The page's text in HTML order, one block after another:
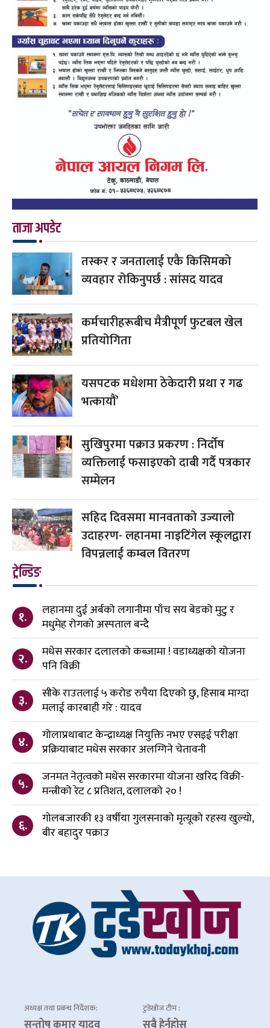
ताजा अपडेट
तस्कर र जनतालाई एकै किसिमको
व्यवहार रोकिनुपर्छ : सांसद यादव
कर्मचारीहरूबीच मैत्रीपूर्ण फुटबल खेल
प्रतियोगिता
यसपटक मधेशमा ठेकेदारी प्रथा र गढ
भत्कायौं’
सुखिपुरमा पक्राउ प्रकरण : निर्दोष
व्यक्तिलाई फसाइएको दाबी गर्दै पत्रकार
सम्मेलन
सहिद दिवसमा मानवताको उज्यालो
उदाहरण- लहानमा नाइटिंगेल स्कूलद्वारा
विपन्नलाई कम्बल वितरण
ट्रेन्डिङ
१.
लहानमा दुई अर्बको लगानीमा पाँच सय बेडको मुटु र
मधुमेह रोगको अस्पताल बन्दै
२.
मधेस सरकार दलालको कब्जामा ! वडाध्यक्षको योजना
पनि विक्री
३.
सीके राउतलाई ५ करोड रुपैया दिएको छु, हिसाब माग्दा
मलाई कारबाही गरे : यादव
४.
गोलाप्रथाबाट केन्द्राध्यक्ष नियुक्ति नभए एसइई परीक्षा
प्रक्रियाबाट मधेस सरकार अलग्गिने चेतावनी
५.
जनमत नेतृत्वको मधेस सरकारमा योजना खरिद विक्री-
मन्त्रीको रेट ८ प्रतिशत, दलालको २० !
६.
गोलबजारकी १३ वर्षीया गुलसनाको मृत्यूको रहस्य खुल्यो,
बीर बहादुर पक्राउ
अध्यक्ष तथा प्रबन्ध निर्देशक: टुडेखोज टीम :